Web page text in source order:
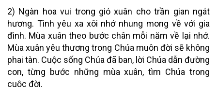
2) Ngàn hoa vui trong gió xuân cho trần gian ngát
hương. Tình yêu xa xôi nhớ nhung mong về với gia
đình. Mùa xuân theo bước chân mỗi năm về lại nhớ.
Mùa xuân yêu thương trong Chúa muôn đời sẽ không
phai tàn. Cuộc sống Chúa đã ban, lời Chúa dẫn đường
con, từng bước những mùa xuân, tìm Chúa trong
cuộc đời.